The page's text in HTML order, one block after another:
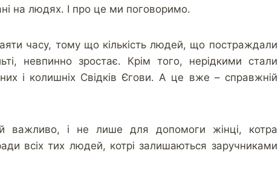
на людях. І про це ми поговоримо.
часу, тому що кількість людей, що постраждали
невпинно зростає. Крім того, нерідкими стали
і колишніх Свідків Єгови. А це вже – справжній
важливо, і не лише для допомоги жінці, котра
всіх тих людей, котрі залишаються заручниками